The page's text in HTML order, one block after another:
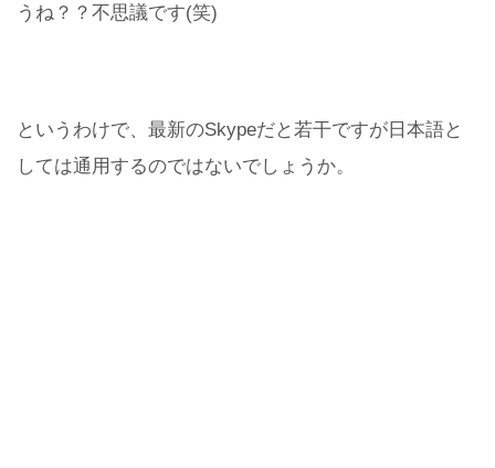
うね？？不思議です(笑)
というわけで、最新のSkypeだと若干ですが日本語と
しては通用するのではないでしょうか。